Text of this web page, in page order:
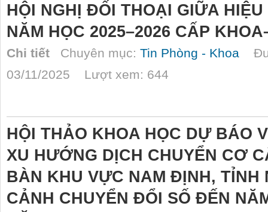
HỘI NGHỊ ĐỐI THOẠI GIỮA
NĂM HỌC 2025–2026 CẤP
Chi tiết Chuyên mục: Tin Phòng - Khoa
03/11/2025 Lượt xem: 644
HỘI THẢO KHOA HỌC DỰ BÁO
XU HƯỚNG DỊCH CHUYỂN CƠ
BÀN KHU VỰC NAM ĐỊNH, TỈNH
CẢNH CHUYỂN ĐỔI SỐ ĐẾN